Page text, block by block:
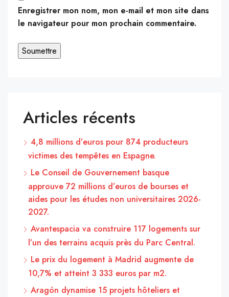
Enregistrer mon nom, mon e-mail et mon site dans
le navigateur pour mon prochain commentaire.
Articles récents
4,8 millions d’euros pour 874 producteurs
victimes des tempêtes en Espagne.
Le Conseil de Gouvernement basque
approuve 72 millions d’euros de bourses et
aides pour les études non universitaires 2026-
2027.
Avantespacia va construire 117 logements sur
l’un des terrains acquis près du Parc Central.
Le prix du logement à Madrid augmente de
10,7% et atteint 3 333 euros par m2.
Aragón dynamise 15 projets hôteliers et